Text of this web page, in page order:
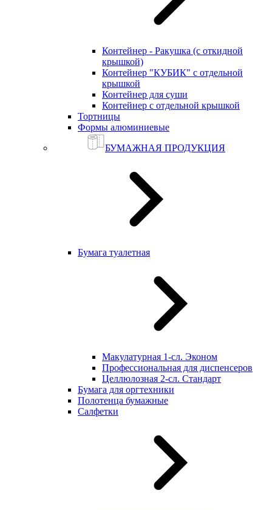
Контейнер - Ракушка (с откидной
крышкой)
Контейнер "КУБИК" с отдельной
крышкой
Контейнер для суши
Контейнер с отдельной крышкой
Тортницы
Формы алюминиевые
БУМАЖНАЯ ПРОДУКЦИЯ
Бумага туалетная
Макулатурная 1-сл. Эконом
Профессиональная для диспенсеров
Целлюлозная 2-сл. Стандарт
Бумага для оргтехники
Полотенца бумажные
Салфетки